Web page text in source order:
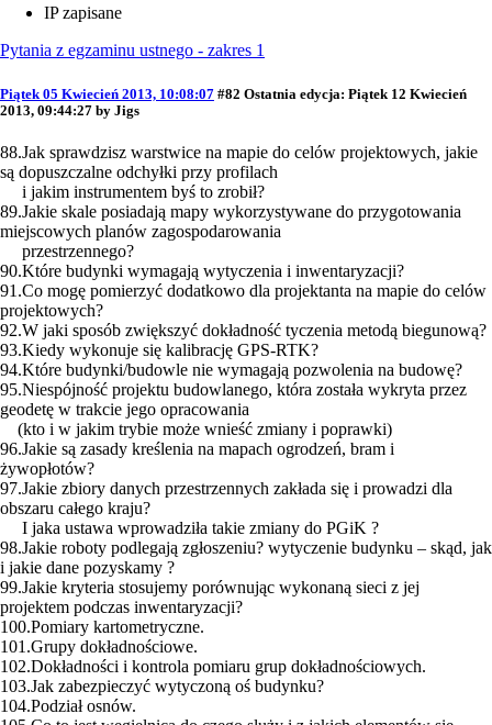
IP zapisane
Pytania z egzaminu ustnego - zakres 1
Piątek 05 Kwiecień 2013, 10:08:07 #82 Ostatnia edycja: Piątek 12 Kwiecień
2013, 09:44:27 by Jigs
88.Jak sprawdzisz warstwice na mapie do celów projektowych, jakie
są dopuszczalne odchyłki przy profilach
i jakim instrumentem byś to zrobił?
89.Jakie skale posiadają mapy wykorzystywane do przygotowania
miejscowych planów zagospodarowania
przestrzennego?
90.Które budynki wymagają wytyczenia i inwentaryzacji?
91.Co mogę pomierzyć dodatkowo dla projektanta na mapie do celów
projektowych?
92.W jaki sposób zwiększyć dokładność tyczenia metodą biegunową?
93.Kiedy wykonuje się kalibrację GPS-RTK?
94.Które budynki/budowle nie wymagają pozwolenia na budowę?
95.Niespójność projektu budowlanego, która została wykryta przez
geodetę w trakcie jego opracowania
(kto i w jakim trybie może wnieść zmiany i poprawki)
96.Jakie są zasady kreślenia na mapach ogrodzeń, bram i
żywopłotów?
97.Jakie zbiory danych przestrzennych zakłada się i prowadzi dla
obszaru całego kraju?
I jaka ustawa wprowadziła takie zmiany do PGiK ?
98.Jakie roboty podlegają zgłoszeniu? wytyczenie budynku – skąd, jak
i jakie dane pozyskamy ?
99.Jakie kryteria stosujemy porównując wykonaną sieci z jej
projektem podczas inwentaryzacji?
100.Pomiary kartometryczne.
101.Grupy dokładnościowe.
102.Dokładności i kontrola pomiaru grup dokładnościowych.
103.Jak zabezpieczyć wytyczoną oś budynku?
104.Podział osnów.